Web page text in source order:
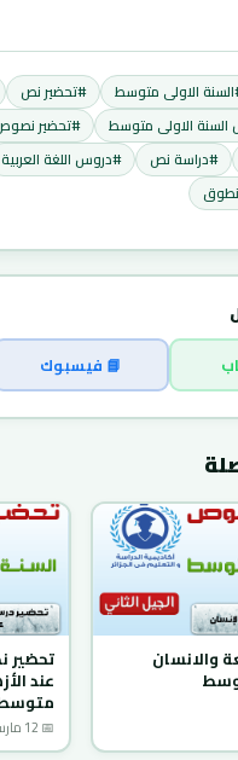
الاولى متوسط #تحضير نص
الاولى متوسط
#تحضير نصوص
#دراسة نص #دروس اللغة العربية
📘 فيسبوك
والانسان تحضير
عند
متوسط
📅 12 مارس 2019